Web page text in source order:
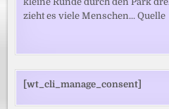
zieht es viele Menschen... Quelle
[wt_cli_manage_consent]